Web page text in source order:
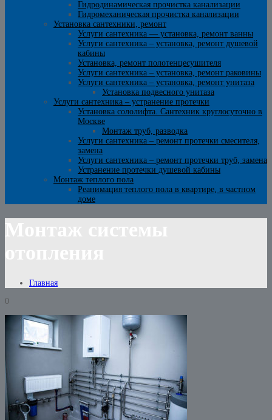
Гидродинамическая прочистка канализации
Гидромеханическая прочистка канализации
Установка сантехники, ремонт
Услуги сантехника — установка, ремонт ванны
Услуги сантехника – установка, ремонт душевой
кабины
Установка, ремонт полотенцесушителя
Услуги сантехника – установка, ремонт раковины
Услуги сантехника – установка, ремонт унитаза
Установка подвесного унитаза
Услуги сантехника – устранение протечки
Установка сололифта. Сантехник круглосуточно в
Москве
Монтаж труб, разводка
Услуги сантехника – ремонт протечки смесителя,
замена
Услуги сантехника – ремонт протечки труб, замена
Устранение протечки душевой кабины
Монтаж теплого пола
Реанимация теплого пола в квартире, в частном
доме
Главная
0